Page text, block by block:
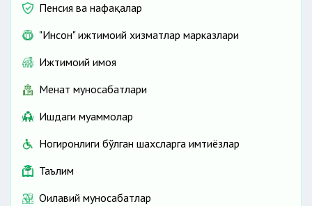
Пенсия ва нафақалар
"Инсон" ижтимоий хизматлар марказлари
Ижтимоий ҳимоя
Меҳнат муносабатлари
Ишдаги муаммолар
Ногиронлиги бўлган шахсларга имтиёзлар
Таълим
Оилавий муносабатлар